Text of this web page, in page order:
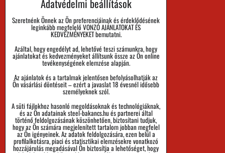
Áru visszaadása és Reklamáció
Méret
Személyes adatok védelme
Küldemények nyomon követése
Adatvédelmi beállítások
Szeretnénk Önnek az Ön preferenciáinak és érdeklődésének
leginkább megfelelő VONZÓ AJÁNLATOKAT ÉS
KEDVEZMÉNYEKET bemutatni.
Azáltal, hogy engedélyt ad, lehetővé teszi számunkra, hogy
ajánlatokat és kedvezményeket állítsunk össze az Ön online
tevékenységének elemzése alapján.
Az ajánlatok és a tartalmak jelentősen befolyásolhatják az
Ön vásárlási döntéseit – ezért a javaslat 18 évesnél idősebb
személyeknek szól.
A süti fájlokhoz hasonló megoldásoknak és technológiáknak,
és az Ön adatainak steel-bakancs.hu és partnerei által
történő feldolgozásának köszönhetően, biztosítani tudjuk,
hogy az Ön számára megjelenített tartalom jobban megfelel
az Ön igényeinek. Az adatok feldolgozására, ezen belül a
profilalkotásra, piaci és statisztikai elemzésekre vonatkozó
hozzájárulás megadásával Ön biztosítja a lehetőséget, hogy